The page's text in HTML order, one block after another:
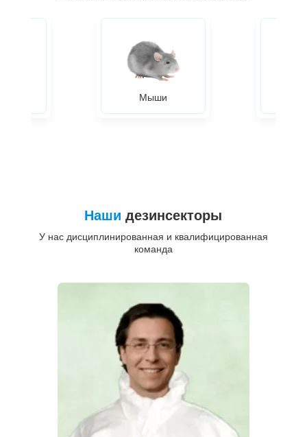
Мыши
Наши дезинсекторы
У нас дисциплинированная и квалифицированная
команда